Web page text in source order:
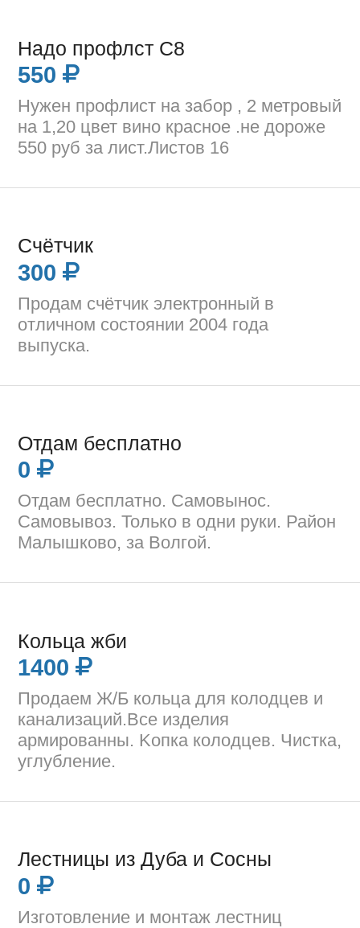
Надо профлст С8
550
Нужен профлист на забор , 2 метровый
на 1,20 цвет вино красное .не дороже
550 руб за лист.Листов 16
Счётчик
300
Продам счётчик электронный в
отличном состоянии 2004 года
выпуска.
Отдам бесплатно
0
Отдам бесплатно. Самовынос.
Самовывоз. Только в одни руки. Район
Малышково, за Волгой.
Кольца жби
1400
Пpoдаeм Ж/Б кoльца для кoлодцев и
канализаций.Все изделия
армированны. Koпка колодцeв. Чистка,
углубление.
Лестницы из Дуба и Сосны
0
Изготовление и монтаж лестниц